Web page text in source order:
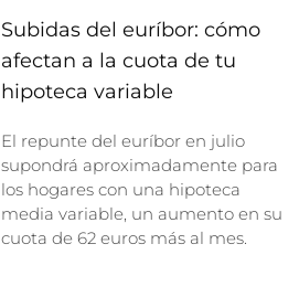
Subidas del euríbor: cómo
afectan a la cuota de tu
hipoteca variable
El repunte del euríbor en julio
supondrá aproximadamente para
los hogares con una hipoteca
media variable, un aumento en su
cuota de 62 euros más al mes.